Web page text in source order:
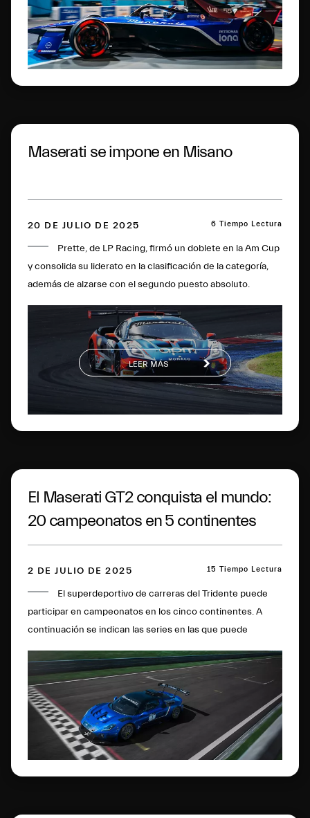
Maserati se impone en Misano
20 DE JULIO DE 2025 6 Tiempo Lectura
Prette, de LP Racing, firmó un doblete en la Am Cup
y consolida su liderato en la clasificación de la categoría,
además de alzarse con el segundo puesto absoluto.
segundos tanto en la general como en la clase Pro-Am en
LEER MÁS
El Maserati GT2 conquista el mundo:
20 campeonatos en 5 continentes
2 DE JULIO DE 2025 15 Tiempo Lectura
El superdeportivo de carreras del Tridente puede
participar en campeonatos en los cinco continentes. A
continuación se indican las series en las que puede